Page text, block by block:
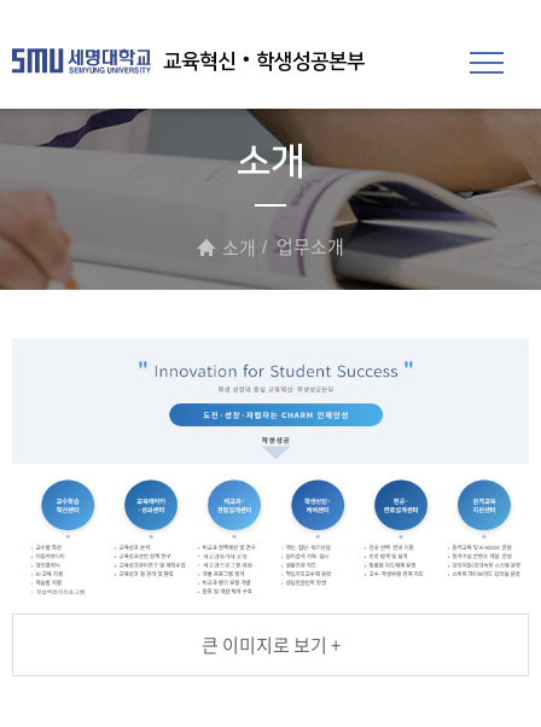
교육혁신‧학생성공본부
소개
소개 업무소개
큰 이미지로 보기 +